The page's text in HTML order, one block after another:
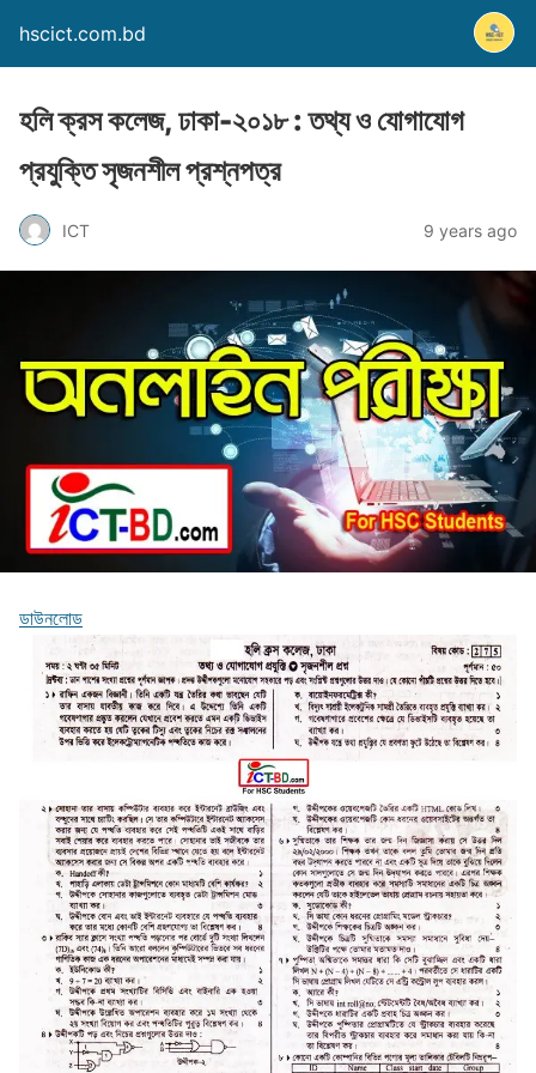
hscict.com.bd
হলি ক্রস কলেজ, ঢাকা-২০১৮ : তথ্য ও যোগাযোগ
প্রযুক্তি সৃজনশীল প্রশ্নপত্র
ICT 9 years ago
ডাউনলোড